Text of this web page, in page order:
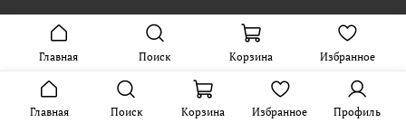
Главная Поиск Корзина Избранное
Главная Поиск Корзина Избранное Профиль